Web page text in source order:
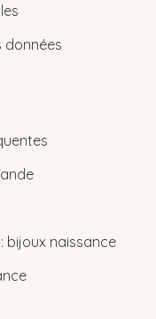
données
bijoux naissance